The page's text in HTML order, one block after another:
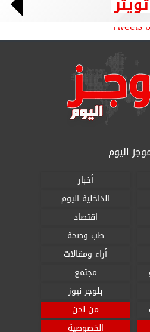
Tweets
اليوم
أخبار
الداخلية اليوم
اقتصاد
طب وصحة
أراء ومقالات
مجتمع
بلوجر نيوز
من نحن
الخصوصية